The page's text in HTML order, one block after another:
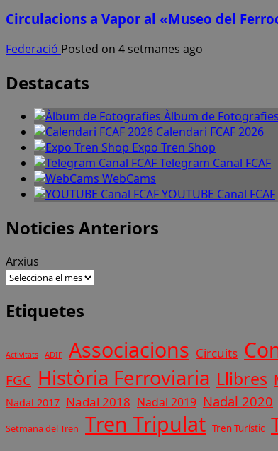
Circulacions a Vapor al «Museo del
Federació Posted on 4 setmanes ago
Destacats
Àlbum de Fotografies
Calendari FCAF 2026
Expo Tren Shop
Telegram Canal FCAF
WebCams
YOUTUBE Canal FCAF
Noticies Anteriors
Arxius
Etiquetes
Activitats ADIF Associacions Circuits
FGC Història Ferroviaria Llibres
Nadal 2017 Nadal 2018 Nadal 2019 Nadal 2020
Setmana del Tren Tren Tripulat Tren Turístic